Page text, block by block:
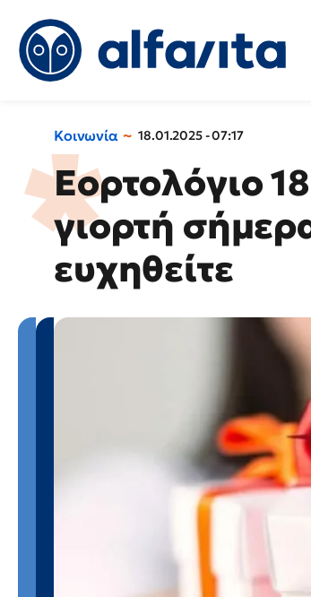
Κοινωνία 18.01.2025 - 07:17
Εορτολόγιο
γιορτή
ευχηθείτε